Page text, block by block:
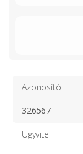
Azonosító
326567
Ügyvitel